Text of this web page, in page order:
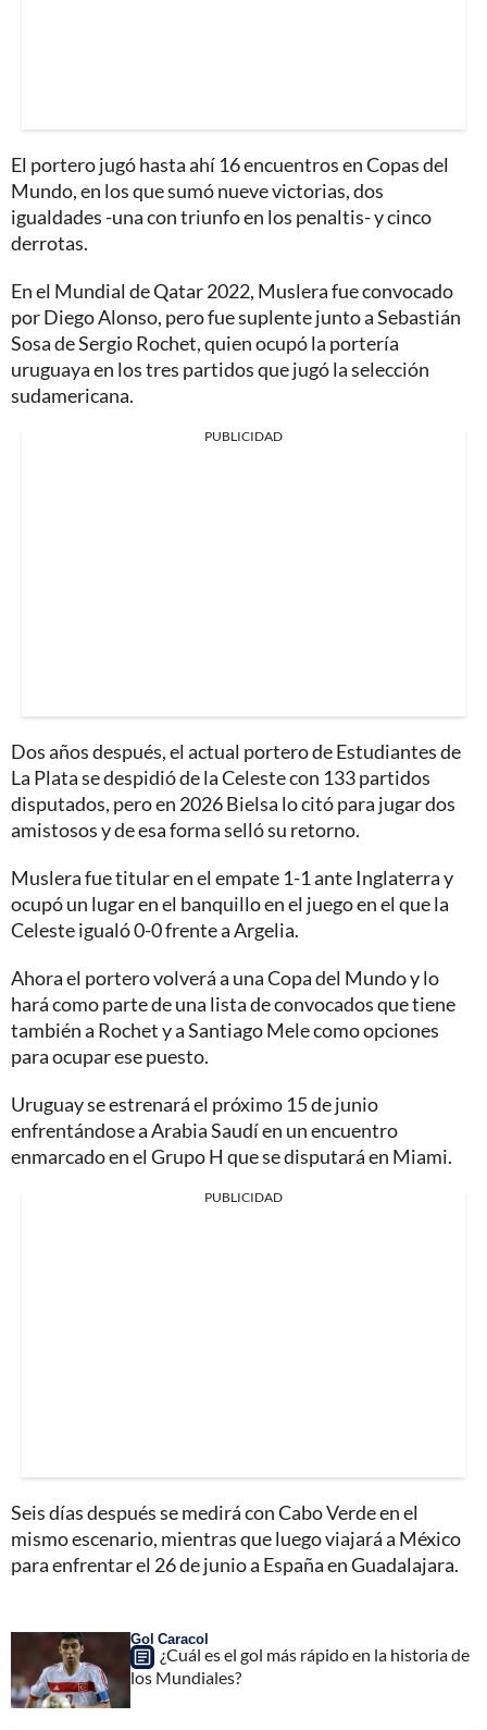
El portero jugó hasta ahí 16 encuentros en Copas del
Mundo, en los que sumó nueve victorias, dos
igualdades -una con triunfo en los penaltis- y cinco
derrotas.
En el Mundial de Qatar 2022, Muslera fue convocado
por Diego Alonso, pero fue suplente junto a Sebastián
Sosa de Sergio Rochet, quien ocupó la portería
uruguaya en los tres partidos que jugó la selección
sudamericana.
PUBLICIDAD
Dos años después, el actual portero de Estudiantes de
La Plata se despidió de la Celeste con 133 partidos
disputados, pero en 2026 Bielsa lo citó para jugar dos
amistosos y de esa forma selló su retorno.
Muslera fue titular en el empate 1-1 ante Inglaterra y
ocupó un lugar en el banquillo en el juego en el que la
Celeste igualó 0-0 frente a Argelia.
Ahora el portero volverá a una Copa del Mundo y lo
hará como parte de una lista de convocados que tiene
también a Rochet y a Santiago Mele como opciones
para ocupar ese puesto.
Uruguay se estrenará el próximo 15 de junio
enfrentándose a Arabia Saudí en un encuentro
enmarcado en el Grupo H que se disputará en Miami.
PUBLICIDAD
Seis días después se medirá con Cabo Verde en el
mismo escenario, mientras que luego viajará a México
para enfrentar el 26 de junio a España en Guadalajara.
Gol Caracol
¿Cuál es el gol más rápido en la historia de
los Mundiales?